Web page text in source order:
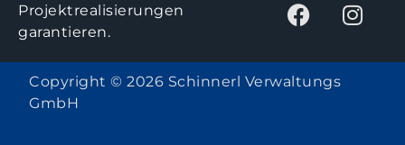
Projektrealisierungen
garantieren.
Copyright © 2026 Schinnerl Verwaltungs
GmbH